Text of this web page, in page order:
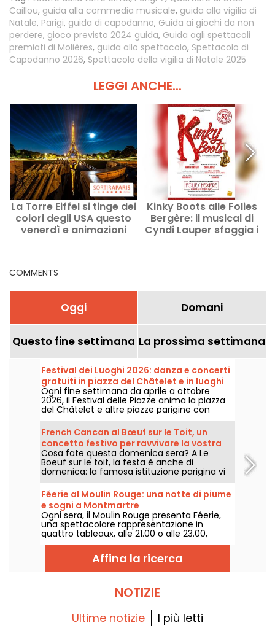
Caillou, guida alla commedia musicale, guida alla vigilia di
Natale, Parigi, guida di capodanno, Guida ai giochi da non
perdere, gioco previsto 2024 guida, Guida agli spettacoli
premiati di Molières, guida allo spettacolo, Spettacolo di
Capodanno 2026, Spettacolo della vigilia di Natale 2025
LEGGI ANCHE...
La Torre Eiffel si tinge dei
colori degli USA questo
venerdì e animazioni
Kinky Boots alle Folies
Bergère: il musical di
Cyndi Lauper sfoggia i
COMMENTS
Oggi Domani
Questo fine settimana La prossima settimana
Festival dei Luoghi 2026: danza e concerti
gratuiti in piazza del Châtelet e in luoghi
diversi a Parigi
Ogni fine settimana da aprile a ottobre
2026, il Festival delle Piazze anima la piazza
del Châtelet e altre piazze parigine con
laboratori di danza, concerti e performance
completamente gratuiti proposti dal
Théâtre de la Ville.
French Cancan al Bœuf sur le Toit, un
concetto festivo per ravvivare la vostra
domenica sera
Cosa fate questa domenica sera? A Le
Boeuf sur le toit, la festa è anche di
domenica: la famosa istituzione parigina vi
invita a godervi una serata di cancan
francese con una cena e uno spettacolo nel
cuore del suo ambiente Art Déco.
Féerie al Moulin Rouge: una notte di piume
e sogni a Montmartre
Ogni sera, il Moulin Rouge presenta Féerie,
una spettacolare rappresentazione in
quattro tableaux, alle 21.00 o alle 23.00,
preceduta o meno da una cena creata dallo
Affina la ricerca
NOTIZIE
Ultime notizie I più letti